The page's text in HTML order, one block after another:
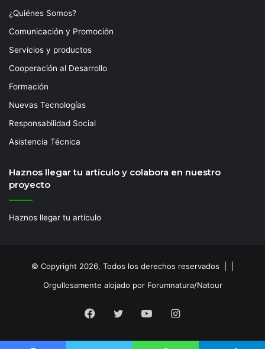
¿Quiénes Somos?
Comunicación y Promoción
Servicios y productos
Cooperación al Desarrollo
Formación
Nuevas Tecnologías
Responsabilidad Social
Asistencia Técnica
Haznos llegar tu artículo y colabora en nuestro
proyecto
Haznos llegar tu artículo
© Copyright 2026, Todos los derechos reservados | |
Orgullosamente alojado por Forumnatura/Natour
Facebook
TwitterYouTubeInstagram